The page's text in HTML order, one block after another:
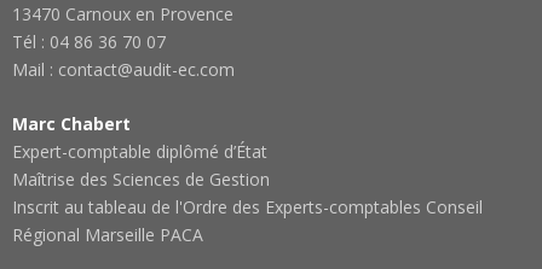
13470 Carnoux en Provence
Tél : 04 86 36 70 07
Mail : contact@audit-ec.com
Marc Chabert
Expert-comptable diplômé d’État
Maîtrise des Sciences de Gestion
Inscrit au tableau de l'Ordre des Experts-comptables Conseil
Régional Marseille PACA